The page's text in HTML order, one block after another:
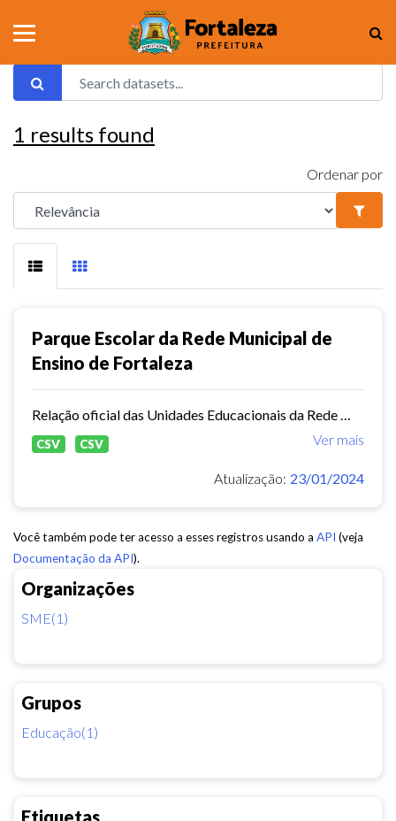
Organizações
SME(1)
Grupos
Educação(1)
Etiquetas
1 results found
Ordenar por
Parque Escolar da Rede Municipal de
Ensino de Fortaleza
Ver mais
CSV CSV
Atualização: 23/01/2024
Você também pode ter acesso a esses registros usando a API (veja
Documentação da API).